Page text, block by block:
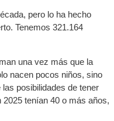
pero lo ha hecho
Tenemos 321.164
una vez más que la
nacen pocos niños, sino
posibilidades de tener
tenían 40 o más años,